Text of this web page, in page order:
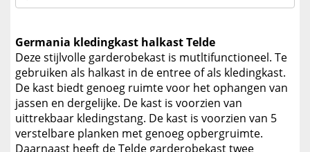
Germania kledingkast halkast Telde
Deze stijlvolle garderobekast is mutltifunctioneel. Te
gebruiken als halkast in de entree of als kledingkast.
De kast biedt genoeg ruimte voor het ophangen van
jassen en dergelijke. De kast is voorzien van
uittrekbaar kledingstang. De kast is voorzien van 5
verstelbare planken met genoeg opbergruimte.
Daarnaast heeft de Telde garderobekast twee